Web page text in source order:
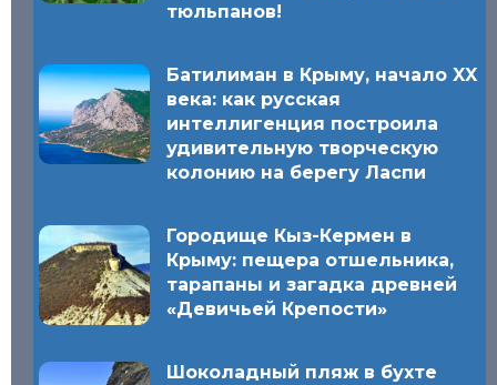
тюльпанов!
Батилиман в Крыму, начало XX
века: как русская
интеллигенция построила
удивительную творческую
колонию на берегу Ласпи
Городище Кыз-Кермен в
Крыму: пещера отшельника,
тарапаны и загадка древней
«Девичьей Крепости»
Шоколадный пляж в бухте